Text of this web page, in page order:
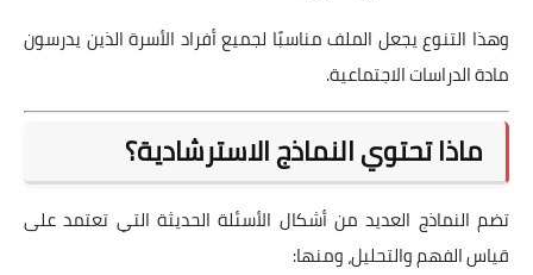
وهذا التنوع يجعل الملف مناسبًا لجميع أفراد الأسرة الذين يدرسون
مادة الدراسات الاجتماعية.
ماذا تحتوي النماذج الاسترشادية؟
تضم النماذج العديد من أشكال الأسئلة الحديثة التي تعتمد على
قياس الفهم والتحليل، ومنها: